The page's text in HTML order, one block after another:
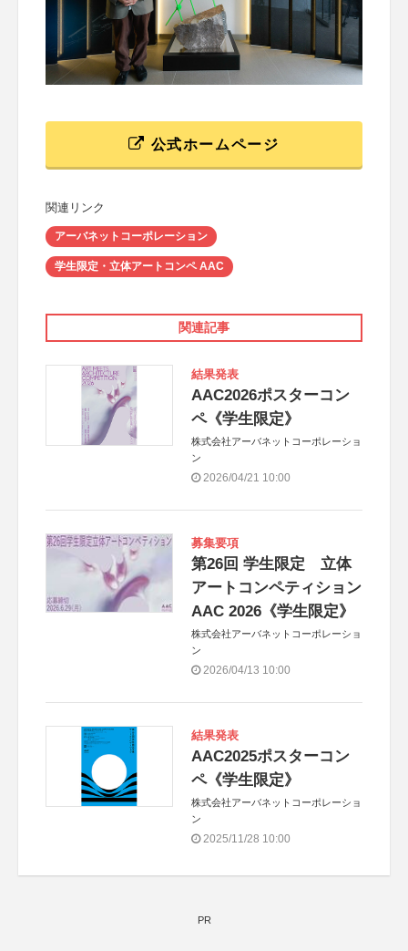
公式ホームページ
関連リンク
アーバネットコーポレーション
学生限定・立体アートコンペ AAC
関連記事
結果発表
AAC2026ポスターコン
ペ《学生限定》
株式会社アーバネットコーポレーショ
ン
2026/04/21 10:00
募集要項
第26回 学生限定 立体
アートコンペティション
AAC 2026《学生限定》
株式会社アーバネットコーポレーショ
ン
2026/04/13 10:00
結果発表
AAC2025ポスターコン
ペ《学生限定》
株式会社アーバネットコーポレーショ
ン
2025/11/28 10:00
PR